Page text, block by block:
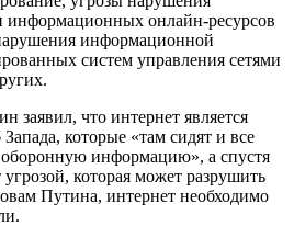
информационных онлайн-ресурсов
информационной
систем управления сетями
заявил, что интернет является
которые «там сидят и все
информацию», а спустя
угрозой, которая может разрушить
Путина, интернет необходимо